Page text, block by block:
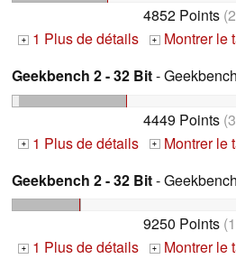
4852 Points
+ 1 Plus de détails + Montrer le
Geekbench 2 - 32 Bit-
4449 Points
+ 1 Plus de détails + Montrer le
Geekbench 2 - 32 Bit-
9250 Points
+ 1 Plus de détails + Montrer le